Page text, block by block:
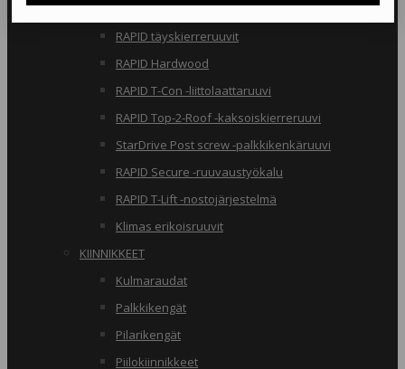
Klimas täyskierreruuvit
RAPID täyskierreruuvit
RAPID Hardwood
RAPID T-Con -liittolaattaruuvi
RAPID Top-2-Roof -kaksoiskierreruuvi
StarDrive Post screw -palkkikenkäruuvi
RAPID Secure -ruuvaustyökalu
RAPID T-Lift -nostojärjestelmä
Klimas erikoisruuvit
KIINNIKKEET
Kulmaraudat
Palkkikengät
Pilarikengät
Piilokiinnikkeet